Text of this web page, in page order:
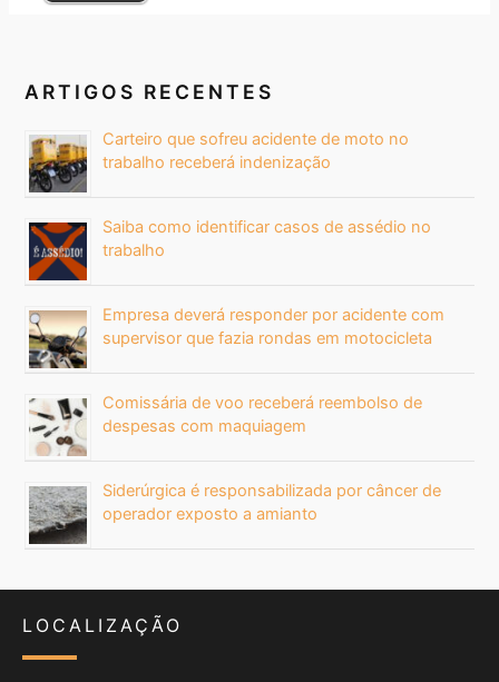
ARTIGOS RECENTES
Carteiro que sofreu acidente de moto no
trabalho receberá indenização
Saiba como identificar casos de assédio no
trabalho
Empresa deverá responder por acidente com
supervisor que fazia rondas em motocicleta
Comissária de voo receberá reembolso de
despesas com maquiagem
Siderúrgica é responsabilizada por câncer de
operador exposto a amianto
LOCALIZAÇÃO